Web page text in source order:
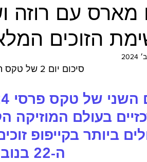
מארס עם רוזה
הזוכים
# MAMA 2024: סיכום יום 2 של טקס הפרסים
בעולם
ביותר בקייפופ
ה-22 בנובמבר 2024.